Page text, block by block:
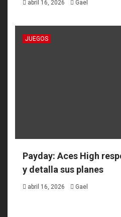
abril 16, 2026 Gael
JUEGOS
Payday: Aces High
y detalla sus planes
abril 16, 2026 Gael